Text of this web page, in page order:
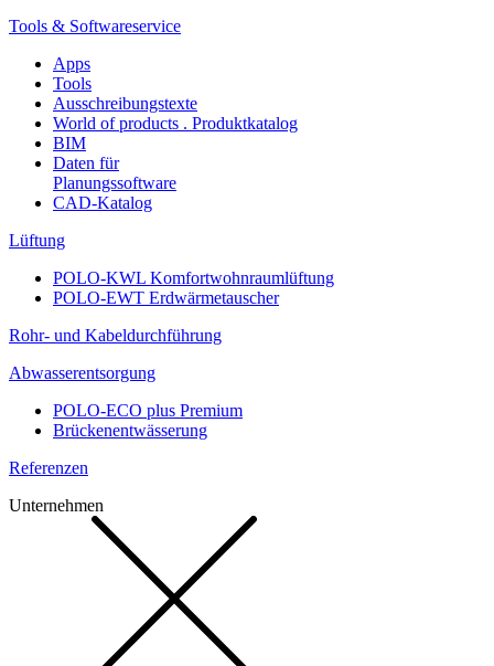
Tools & Softwareservice
Apps
Tools
Ausschreibungstexte
World of products . Produktkatalog
BIM
Daten für
Planungssoftware
CAD-Katalog
Lüftung
POLO-KWL Komfortwohnraumlüftung
POLO-EWT Erdwärmetauscher
Rohr- und Kabeldurchführung
Abwasserentsorgung
POLO-ECO plus Premium
Brückenentwässerung
Referenzen
Unternehmen